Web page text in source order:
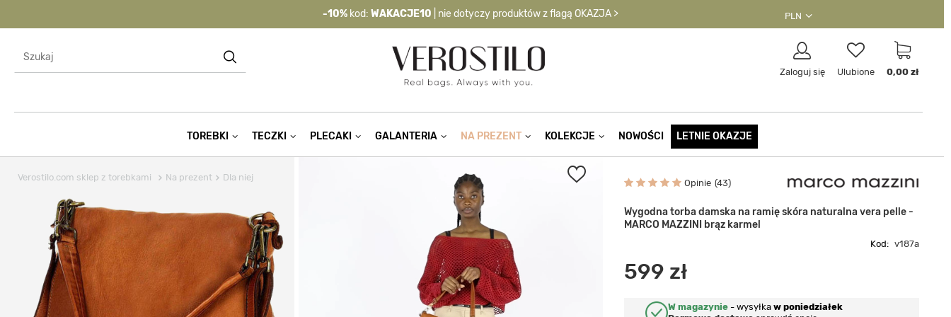
-10% kod: WAKACJE10 | nie dotyczy produktów z flagą OKAZJA > PLN
Zaloguj się Ulubione 0,00 zł
TOREBKI TECZKI PLECAKI GALANTERIA NA PREZENT KOLEKCJE NOWOŚCI LETNIE OKAZJE
Verostilo.com sklep z torebkami Na prezent Dla niej Opinie 43
Wygodna torba damska na ramię skóra naturalna vera pelle -
MARCO MAZZINI brąz karmel
Kod: v187a
599 zł
W magazynie -wysyłkaw poniedziałek